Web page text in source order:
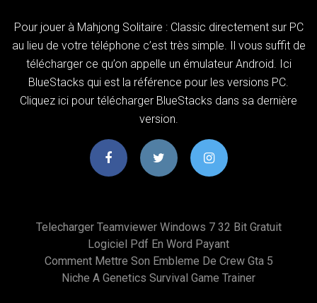
Pour jouer à Mahjong Solitaire : Classic directement sur PC
au lieu de votre téléphone c’est très simple. Il vous suffit de
télécharger ce qu’on appelle un émulateur Android. Ici
BlueStacks qui est la référence pour les versions PC.
Cliquez ici pour télécharger BlueStacks dans sa dernière
version.
Telecharger Teamviewer Windows 7 32 Bit Gratuit
Logiciel Pdf En Word Payant
Comment Mettre Son Embleme De Crew Gta 5
Niche A Genetics Survival Game Trainer